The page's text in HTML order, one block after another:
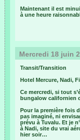
Maintenant il est
à une heure
Mercredi 18 juin
Transit/Transition
Hotel Mercure, Nadi,
Ce mercredi, si tout
bungalow californien
Pour la première fois
pas imaginé, ni
prévu à Tuvalu. Et je
à Nadi, site du vrai
hier soir…